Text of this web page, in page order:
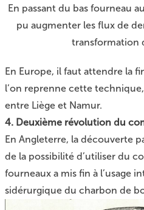
En passant du bas fourneau
pu augmenter les flux de
transformation
En Europe, il faut attendre la
l’on reprenne cette
entre Liège et Namur.
4. Deuxième révolution du
En Angleterre, la découverte
de la possibilité d’utiliser du
fourneaux a mis fin à l’usage
sidérurgique du charbon de